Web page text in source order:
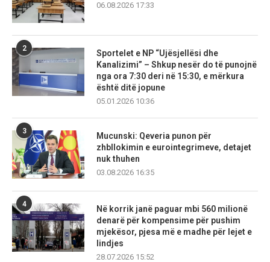
06.08.2026 17:33
2
Sportelet e NP “Ujësjellësi dhe
Kanalizimi” – Shkup nesër do të punojnë
nga ora 7:30 deri në 15:30, e mërkura
është ditë jopune
05.01.2026 10:36
3
Mucunski: Qeveria punon për
zhbllokimin e eurointegrimeve, detajet
nuk thuhen
03.08.2026 16:35
4
Në korrik janë paguar mbi 560 milionë
denarë për kompensime për pushim
mjekësor, pjesa më e madhe për lejet e
lindjes
28.07.2026 15:52